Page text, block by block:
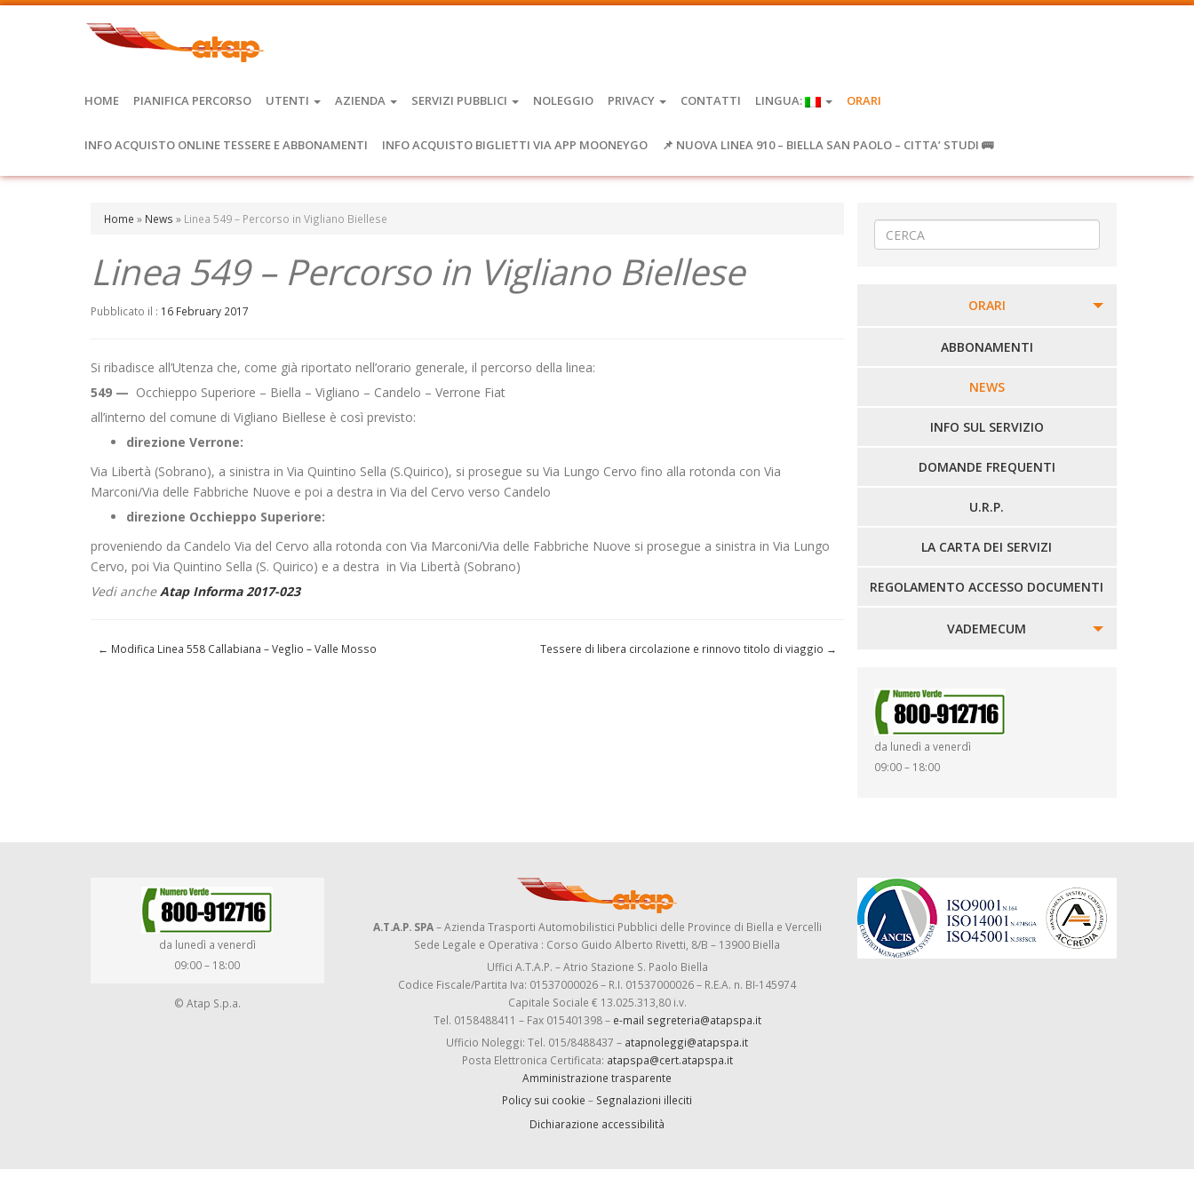
HOME PIANIFICA PERCORSO UTENTI AZIENDA SERVIZI PUBBLICI NOLEGGIO PRIVACY CONTATTI LINGUA: ORARI
INFO ACQUISTO ONLINE TESSERE E ABBONAMENTI INFO ACQUISTO BIGLIETTI VIA APP MOONEYGO 📌 NUOVA LINEA 910 – BIELLA SAN PAOLO – CITTA’ STUDI 🚌
Home » News » Linea 549 – Percorso in Vigliano Biellese
Linea 549 – Percorso in Vigliano Biellese
Pubblicato il : 16 February 2017
Si ribadisce all’Utenza che, come già riportato nell’orario generale, il percorso della linea:
549 — Occhieppo Superiore – Biella – Vigliano – Candelo – Verrone Fiat
all’interno del comune di Vigliano Biellese è così previsto:
direzione Verrone:
Via Libertà (Sobrano), a sinistra in Via Quintino Sella (S.Quirico), si prosegue su Via Lungo Cervo fino alla rotonda con Via
Marconi/Via delle Fabbriche Nuove e poi a destra in Via del Cervo verso Candelo
direzione Occhieppo Superiore:
proveniendo da Candelo Via del Cervo alla rotonda con Via Marconi/Via delle Fabbriche Nuove si prosegue a sinistra in Via Lungo
Cervo, poi Via Quintino Sella (S. Quirico) e a destra in Via Libertà (Sobrano)
Vedi ancheAtap Informa 2017-023
← Modifica Linea 558 Callabiana – Veglio – Valle Mosso Tessere di libera circolazione e rinnovo titolo di viaggio →
ORARI
PERCORSI URBANI IN BIELLA
LINEE URBANE VERCELLI
LINEE EXTRAURBANE
ABBONAMENTI
NEWS
INFO SUL SERVIZIO
DOMANDE FREQUENTI
U.R.P.
LA CARTA DEI SERVIZI
REGOLAMENTO ACCESSO DOCUMENTI
VADEMECUM
SMARRIMENTO OGGETTI
DIRITTI E DOVERI
da lunedì a venerdì
09:00 – 18:00
da lunedì a venerdì
09:00 – 18:00
© Atap S.p.a.
A.T.A.P. SPA– Azienda Trasporti Automobilistici Pubblici delle Province di Biella e Vercelli
Sede Legale e Operativa : Corso Guido Alberto Rivetti, 8/B – 13900 Biella
Uffici A.T.A.P. – Atrio Stazione S. Paolo Biella
Codice Fiscale/Partita Iva: 01537000026 – R.I. 01537000026 – R.E.A. n. BI-145974
Capitale Sociale € 13.025.313,80 i.v.
Tel. 0158488411 – Fax 015401398 – e-mail segreteria@atapspa.it
Ufficio Noleggi: Tel. 015/8488437 – atapnoleggi@atapspa.it
Posta Elettronica Certificata: atapspa@cert.atapspa.it
Amministrazione trasparente
Policy sui cookie – Segnalazioni illeciti
Dichiarazione accessibilità